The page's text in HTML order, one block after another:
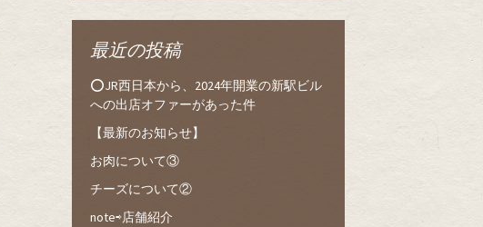
最近の投稿
⭕️JR西日本から、2024年開業の新駅ビル
への出店オファーがあった件
【最新のお知らせ】
お肉について③
チーズについて②
note⇨店舗紹介